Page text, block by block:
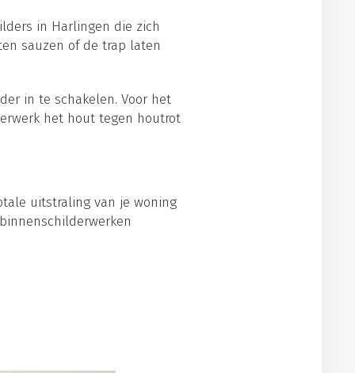
in Harlingen die zich
sauzen of de trap laten
in te schakelen. Voor het
het hout tegen houtrot
uitstraling van je woning